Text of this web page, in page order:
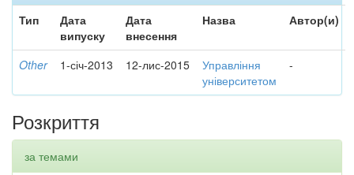
Тип
Дата
випуску
Дата
внесення
Назва Автор(и)
Other 1-січ-2013 12-лис-2015
Управління
університетом
-
Розкриття
за темами